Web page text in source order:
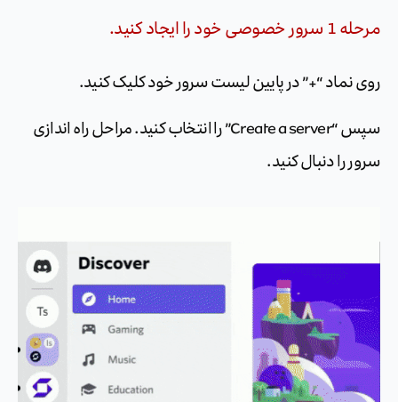
مرحله 1 سرور خصوصی خود را ایجاد کنید.
روی نماد “+” در پایین لیست سرور خود کلیک کنید.
سپس “Create a server” را انتخاب کنید. مراحل راه اندازی
سرور را دنبال کنید.